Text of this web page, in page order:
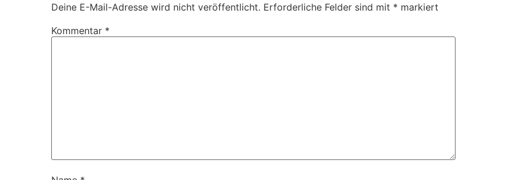
Deine E-Mail-Adresse wird nicht veröffentlicht. Erforderliche Felder sind mit * markiert
Kommentar *